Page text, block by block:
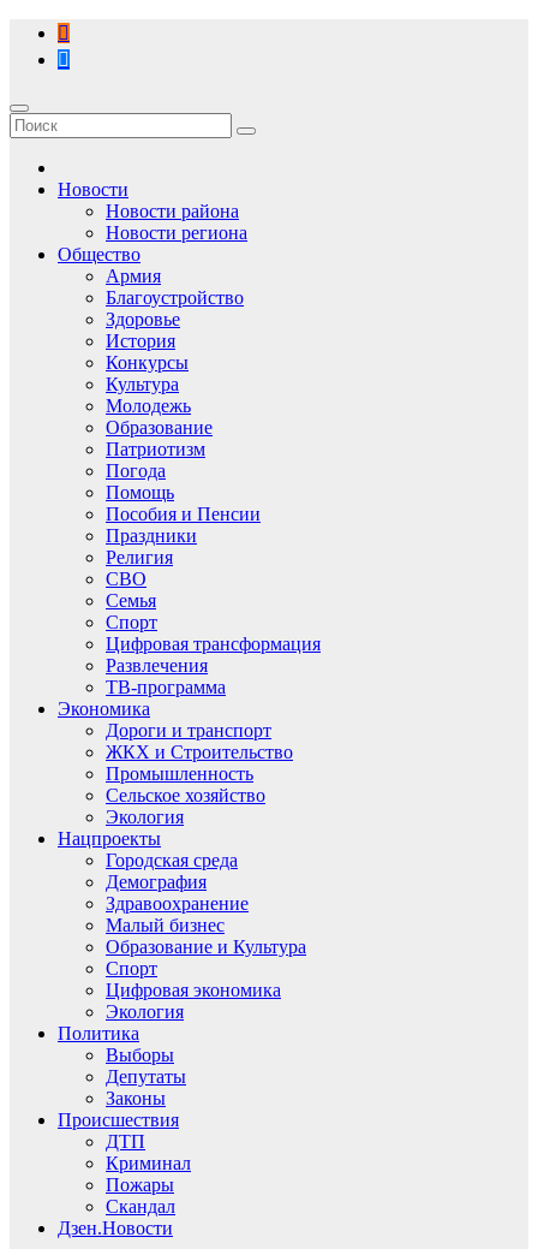
Перейти
содержимому
Новости
Новости района
Новости региона
Общество
Армия
Благоустройство
Здоровье
История
Конкурсы
Культура
Молодежь
Образование
Патриотизм
Погода
Помощь
Пособия и Пенсии
Праздники
Религия
СВО
Семья
Спорт
Цифровая трансформация
Развлечения
ТВ-программа
Экономика
Дороги и транспорт
ЖКХ и Строительство
Промышленность
Сельское хозяйство
Экология
Нацпроекты
Городская среда
Демография
Здравоохранение
Малый бизнес
Образование и Культура
Спорт
Цифровая экономика
Экология
Политика
Выборы
Депутаты
Законы
Происшествия
ДТП
Криминал
Пожары
Скандал
Дзен.Новости